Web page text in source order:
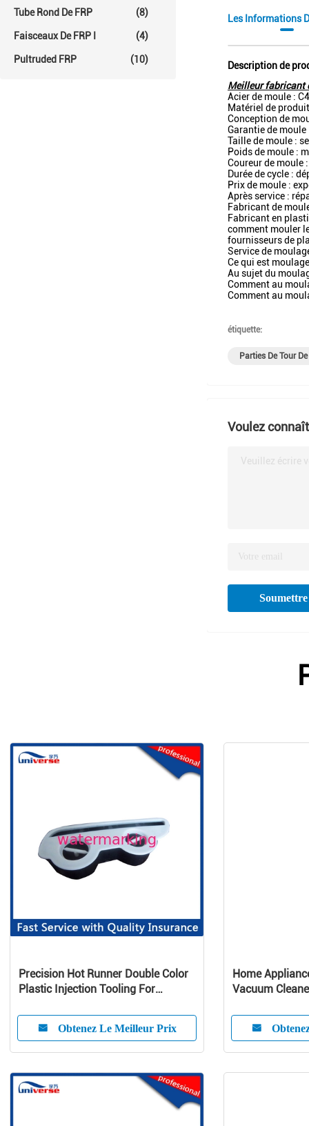
Tube Rond De FRP (8)
Faisceaux De FRP I (4)
Pultruded FRP (10)
Les Informations
Description de
Meilleur fabricant
Acier de moule :
Matériel de
Conception de
Garantie de
Taille de moule :
Poids de moule :
Coureur de moule
Durée de cycle :
Prix de moule :
Après service :
Fabricant de
Fabricant en
comment mouler
fournisseurs de
Service de
Ce qui est
Au sujet du
Comment au
Comment au
étiquette:
Parties De Tour
Voulez
Veuillez écrire
Soumettre
Precision Hot Runner Double Color
Plastic Injection Tooling For
Obtenez Le Meilleur Prix
Home
Vacuum